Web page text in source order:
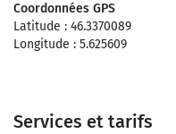
Coordonnées GPS
Latitude : 46.3370089
Longitude : 5.625609
Services et tarifs